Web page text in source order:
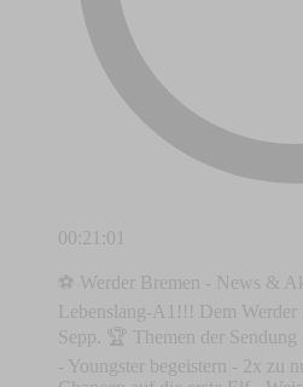
00:21:01
⚽ Werder Bremen - News &
Lebenslang-A1!!! Dem
Sepp. 🏆 Themen der
- Youngster begeistern - 2x zu